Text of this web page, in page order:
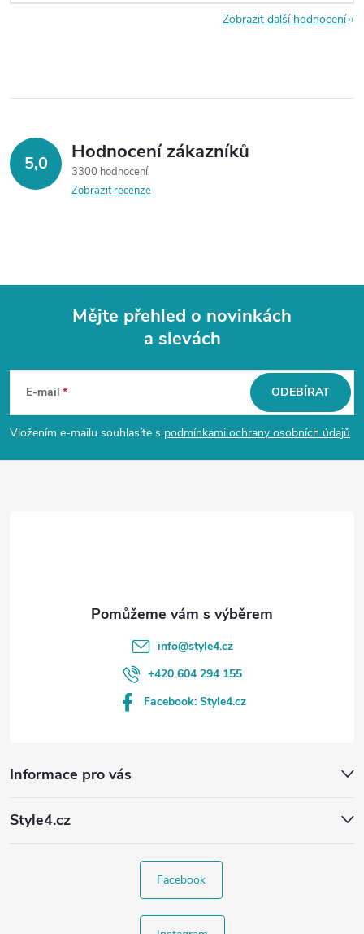
Zobrazit další hodnocení
5,0 Hodnocení zákazníků
3300 hodnocení
Zobrazit recenze
p
Mějte přehled o novinkách
a slevách
E-mail
Vložením e-mailu souhlasíte s podmínkami ochrany osobních údajů
ODEBÍRAT
Informace pro vás
Style4.cz
info@style4.cz
+420 604 294 155
Facebook: Style4.cz
Facebook